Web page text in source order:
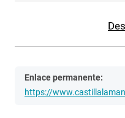
Enlace permanente:
https://